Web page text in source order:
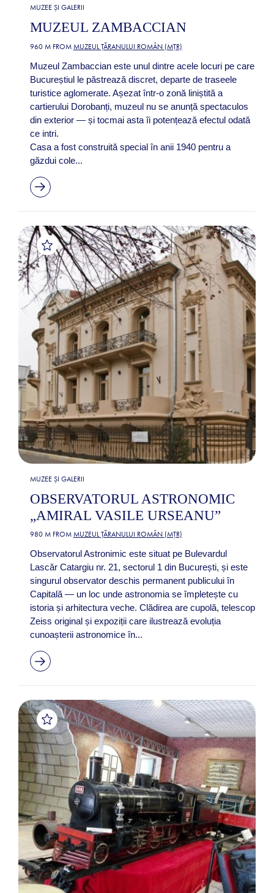
MUZEE ȘI GALERII
MUZEUL ZAMBACCIAN
960 M FROM MUZEUL ȚĂRANULUI ROMÂN (MȚR)
Muzeul Zambaccian este unul dintre acele locuri pe care
Bucureștiul le păstrează discret, departe de traseele
turistice aglomerate. Așezat într-o zonă liniștită a
cartierului Dorobanți, muzeul nu se anunță spectaculos
din exterior — și tocmai asta îi potențează efectul odată
ce intri.
Casa a fost construită special în anii 1940 pentru a
găzdui cole...
MUZEE ȘI GALERII
OBSERVATORUL ASTRONOMIC
„AMIRAL VASILE URSEANU”
980 M FROM MUZEUL ȚĂRANULUI ROMÂN (MȚR)
Observatorul Astronimic este situat pe Bulevardul
Lascăr Catargiu nr. 21, sectorul 1 din București, și este
singurul observator deschis permanent publicului în
Capitală — un loc unde astronomia se împletește cu
istoria și arhitectura veche. Clădirea are cupolă, telescop
Zeiss original și expoziții care ilustrează evoluția
cunoașterii astronomice în...